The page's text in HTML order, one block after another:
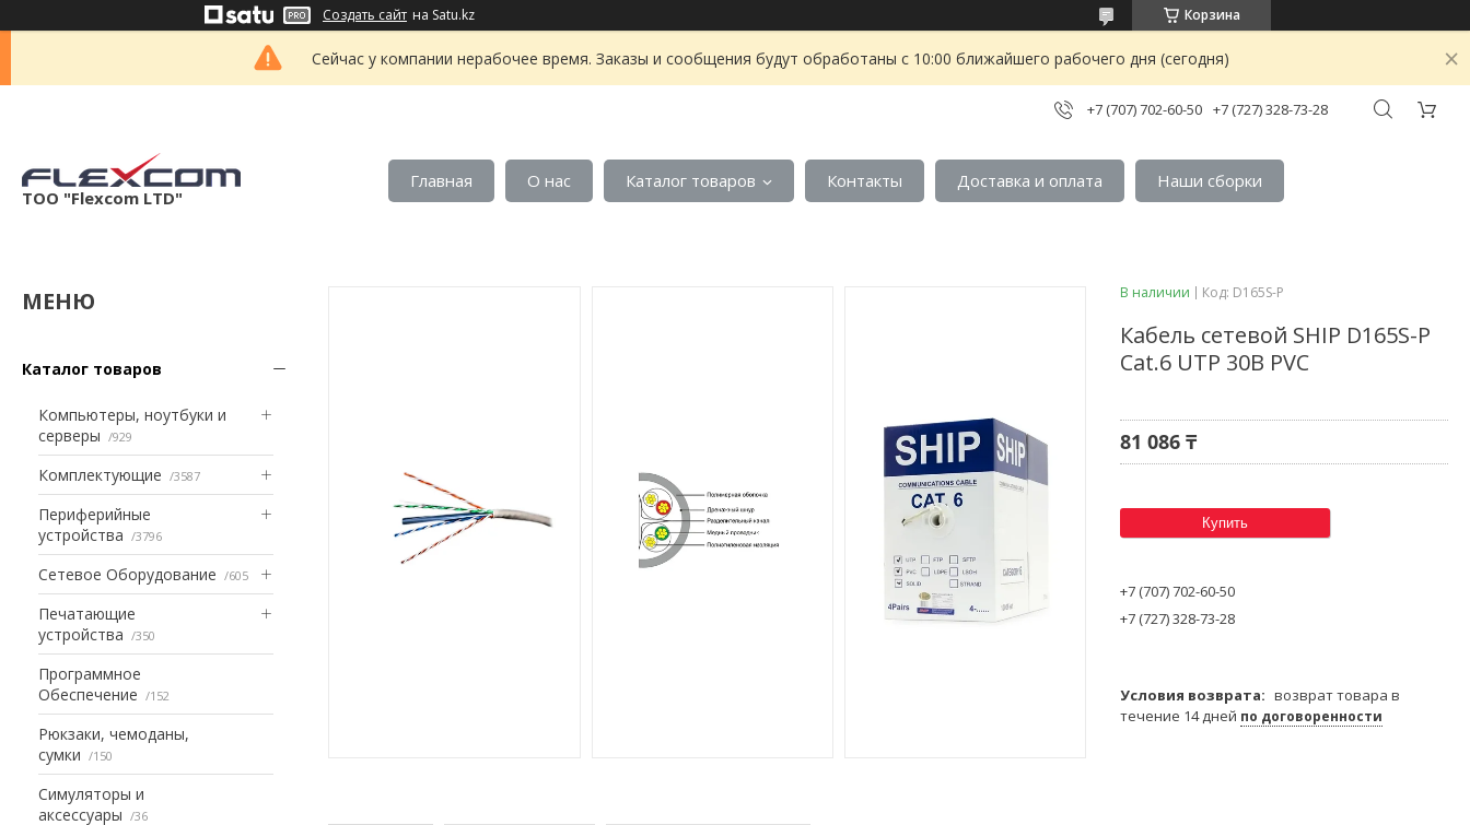
Создать сайт на Satu.kz Корзина
Сейчас у компании нерабочее время. Заказы и сообщения будут обработаны с 10:00 ближайшего рабочего дня (сегодня)
+7 (707) 702-60-50 +7 (727) 328-73-28
ТОО "Flexcom LTD"
Главная О нас Каталог товаров Контакты Доставка и оплата Наши сборки
Каталог товаров
Компьютеры, ноутбуки и
серверы
929
Комплектующие 3587
Периферийные
устройства
3796
Сетевое Оборудование 605
Печатающие
устройства
350
Программное
Обеспечение
152
Рюкзаки, чемоданы,
сумки
150
Симуляторы и
аксессуары
36
В наличии Код: D165S-P
Кабель сетевой SHIP D165S-P
Cat.6 UTP 30В PVC
81 086 ₸
Купить
+7 (707) 702-60-50
+7 (727) 328-73-28
возврат товара в
течение 14 дней по договоренности